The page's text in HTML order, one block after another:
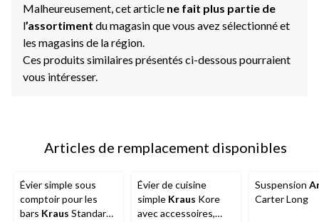
Malheureusement, cet article ne fait plus partie de
l’assortiment du magasin que vous avez sélectionné et
les magasins de la région.
Ces produits similaires présentés ci-dessous pourraient
vous intéresser.
Articles de remplacement disponibles
Évier simple sous
comptoir pour les
bars Kraus Standard
Évier de cuisine
simple Kraus Kore
avec accessoires,
Suspension
Carter Long